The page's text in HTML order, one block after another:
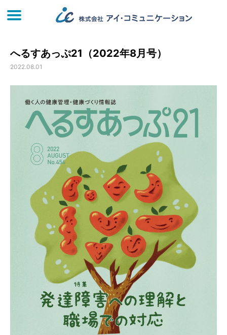
へるすあっぷ21（2022年8月号）
2022.08.01